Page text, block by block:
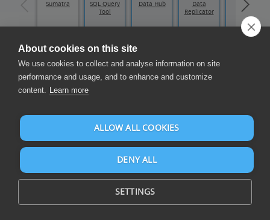
Sumatra
SQL Query
Tool
Data Hub
Data
Replicator
Data
Loader
Sestavení přehledů a řídicích panelů
Sestavujte přehledy a řídicí panely na CSV a z více než 105 zdrojů
About cookies on this site
We use cookies to collect and analyse information on site
performance and usage, and to enhance and customize
content. Learn more
ALLOW ALL COOKIES
DENY ALL
SETTINGS